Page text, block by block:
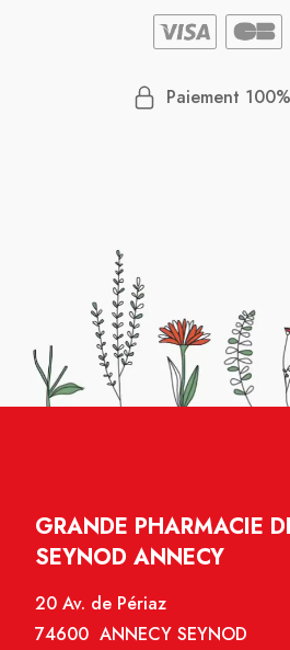
Paiement
GRANDE PHARMACIE
SEYNOD ANNECY
20 Av. de Périaz
74600 ANNECY SEYNOD